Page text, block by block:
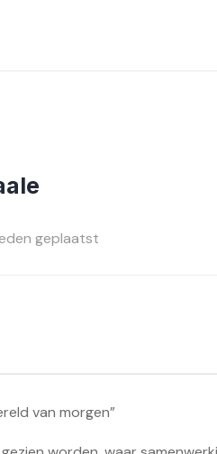
geplaatst
van morgen”